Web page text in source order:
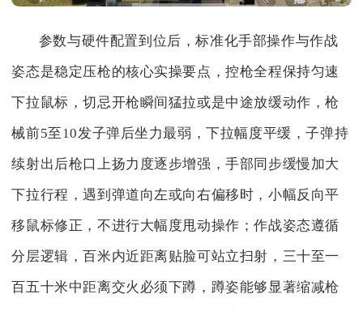
参数与硬件配置到位后，标准化手部操作与作战
姿态是稳定压枪的核心实操要点，控枪全程保持匀速
下拉鼠标，切忌开枪瞬间猛拉或是中途放缓动作，枪
械前5至10发子弹后坐力最弱，下拉幅度平缓，子弹持
续射出后枪口上扬力度逐步增强，手部同步缓慢加大
下拉行程，遇到弹道向左或向右偏移时，小幅反向平
移鼠标修正，不进行大幅度甩动操作；作战姿态遵循
分层逻辑，百米内近距离贴脸可站立扫射，三十至一
百五十米中距离交火必须下蹲，蹲姿能够显著缩减枪